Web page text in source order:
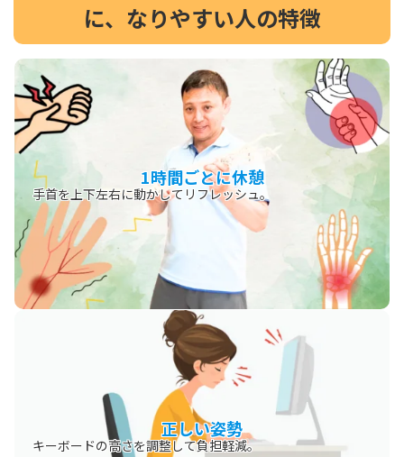
に、なりやすい人の特徴
1時間ごとに休憩
手首を上下左右に動かしてリフレッシュ。
正しい姿勢
キーボードの高さを調整して負担軽減。